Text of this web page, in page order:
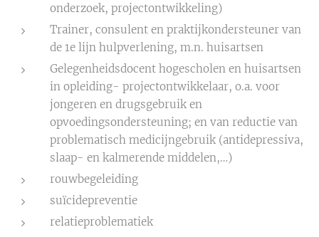
onderzoek, projectontwikkeling)
Trainer, consulent en praktijkondersteuner van
de 1e lijn hulpverlening, m.n. huisartsen
Gelegenheidsdocent hogescholen en huisartsen
in opleiding- projectontwikkelaar, o.a. voor
jongeren en drugsgebruik en
opvoedingsondersteuning; en van reductie van
problematisch medicijngebruik (antidepressiva,
slaap- en kalmerende middelen,…)
rouwbegeleiding
suïcidepreventie
relatieproblematiek